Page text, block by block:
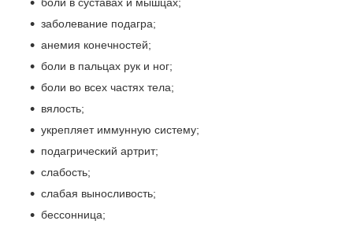
заболевание подагра;
анемия конечностей;
боли в пальцах рук и ног;
боли во всех частях тела;
вялость;
укрепляет иммунную систему;
подагрический артрит;
слабость;
слабая выносливость;
бессонница;